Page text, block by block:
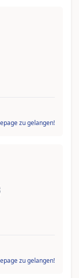
zu gelangen!
zu gelangen!